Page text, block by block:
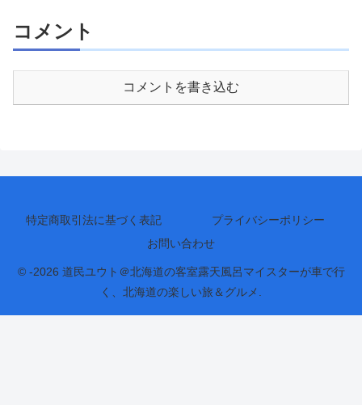
コメント
コメントを書き込む
特定商取引法に基づく表記
プライバシーポリシー
お問い合わせ
© -2026 道民ユウト＠北海道の客室露天風呂マイスターが車で行
く、北海道の楽しい旅＆グルメ.